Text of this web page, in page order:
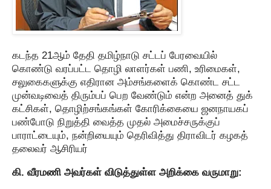
கடந்த 21ஆம் தேதி தமிழ்நாடு சட்டப் பேரவையில்
கொண்டு வரப்பட்ட தொழி லாளர்கள் பணி, உரிமைகள்,
சலுகைகளுக்கு எதிரான அம்சங்களைக் கொண்ட சட்ட
முன்வடிவைத் திரும்பப் பெற வேண்டும் என்ற அனைத் துக்
கட்சிகள், தொழிற்சங்கங்கள் கோரிக்கையை ஜனநாயகப்
பண்போடு நிறுத்தி வைத்த முதல் அமைச்சருக்குப்
பாராட்டையும், நன்றியையும் தெரிவித்து திராவிடர் கழகத்
தலைவர் ஆசிரியர்
கி. வீரமணி அவர்கள் விடுத்துள்ள அறிக்கை வருமாறு: